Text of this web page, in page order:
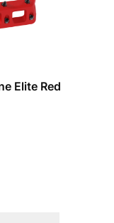
Elite Red